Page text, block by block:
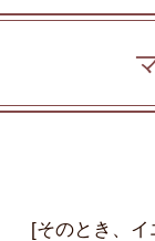
[そのとき、